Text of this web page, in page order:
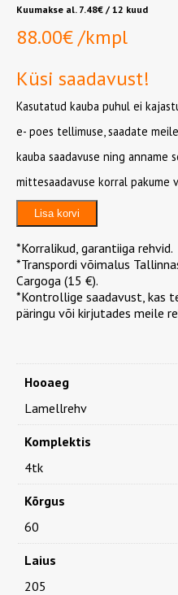
Kuumakse al. 7.48€ / 12 kuud
88.00€/kmpl
Küsi saadavust!
Kasutatud kauba puhul ei
e- poes tellimuse, saadate
kauba saadavuse ning anname
mittesaadavuse korral pakume
#205/60/16
Michelin
X-
ice
Snow
kogus
Lisa korvi
*Korralikud, garantiiga rehvid.
*Transpordi võimalus
Cargoga (15 €).
*Kontrollige saadavust, kas
päringu või kirjutades meile
Hooaeg
Lamellrehv
Komplektis
4tk
Kõrgus
60
Laius
205